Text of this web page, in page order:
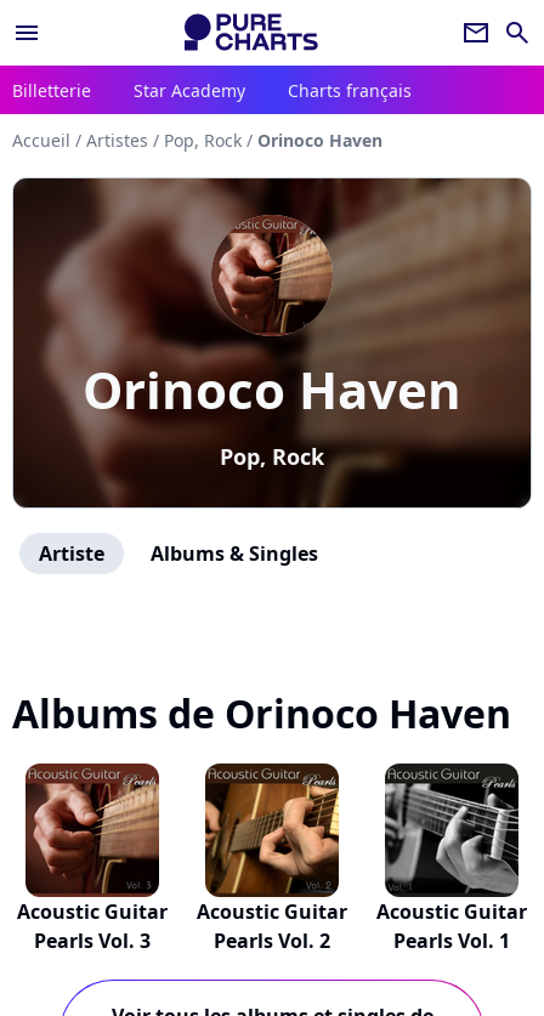
menu newsletter search
Billetterie Star Academy Charts français
Accueil / Artistes / Pop, Rock / Orinoco Haven
Orinoco Haven
Pop, Rock
Artiste Albums & Singles
Albums de Orinoco Haven
Acoustic Guitar
Pearls Vol. 3
Acoustic Guitar
Pearls Vol. 2
Acoustic Guitar
Pearls Vol. 1